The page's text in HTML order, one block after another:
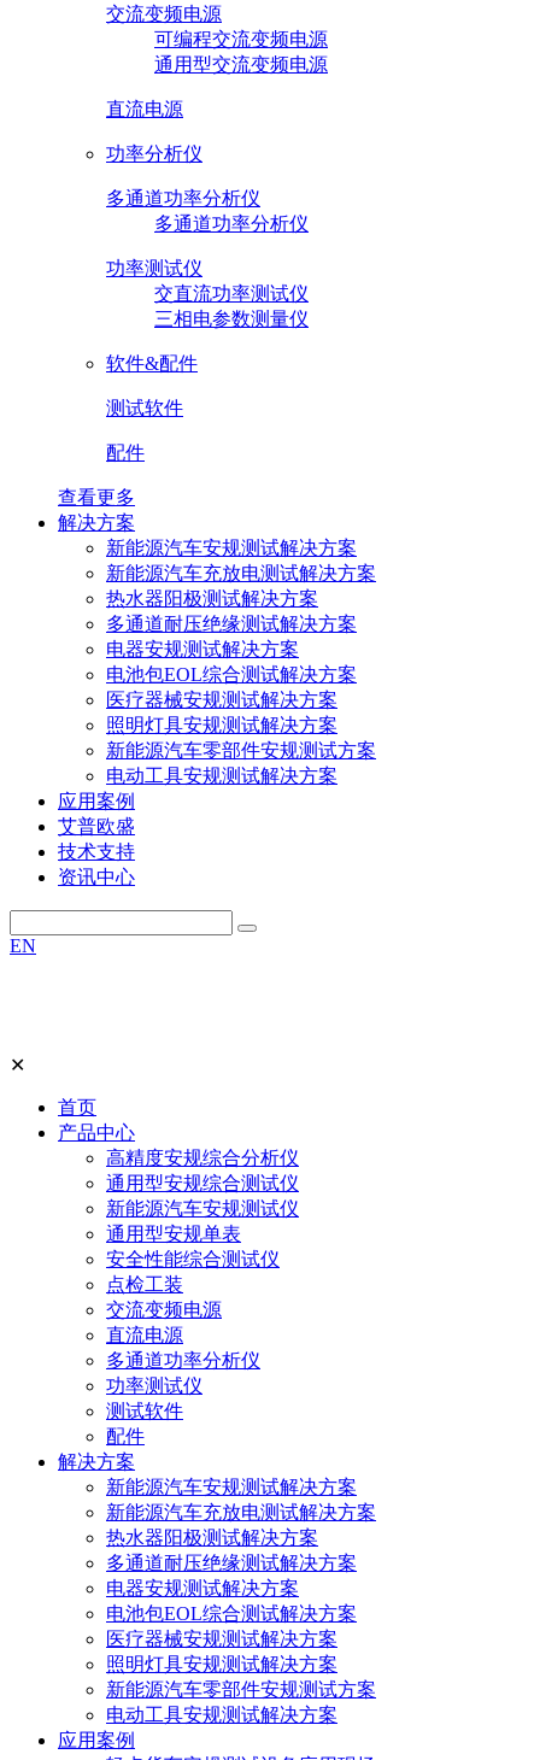
交流变频电源
可编程交流变频电源
通用型交流变频电源
直流电源
功率分析仪
多通道功率分析仪
多通道功率分析仪
功率测试仪
交直流功率测试仪
三相电参数测量仪
软件&配件
测试软件
配件
查看更多
解决方案
新能源汽车安规测试解决方案
新能源汽车充放电测试解决方案
热水器阳极测试解决方案
多通道耐压绝缘测试解决方案
电器安规测试解决方案
电池包EOL综合测试解决方案
医疗器械安规测试解决方案
照明灯具安规测试解决方案
新能源汽车零部件安规测试方案
电动工具安规测试解决方案
应用案例
艾普欧盛
技术支持
资讯中心
EN
✕
首页
产品中心
高精度安规综合分析仪
通用型安规综合测试仪
新能源汽车安规测试仪
通用型安规单表
安全性能综合测试仪
点检工装
交流变频电源
直流电源
多通道功率分析仪
功率测试仪
测试软件
配件
解决方案
新能源汽车安规测试解决方案
新能源汽车充放电测试解决方案
热水器阳极测试解决方案
多通道耐压绝缘测试解决方案
电器安规测试解决方案
电池包EOL综合测试解决方案
医疗器械安规测试解决方案
照明灯具安规测试解决方案
新能源汽车零部件安规测试方案
电动工具安规测试解决方案
应用案例